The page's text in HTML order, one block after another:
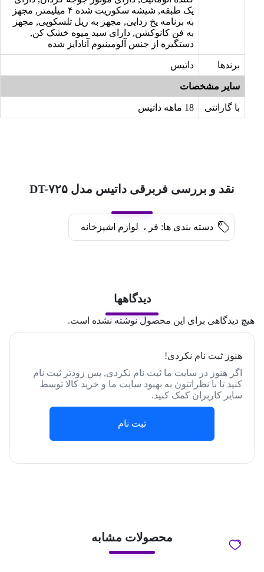
یک طبقه, شیشه سکوریت شده ۴ میلیمتر, مجهز
به برنامه یخ زدایی, مجهز به ریل تلسکوپی, مجهز
به فن کانوکشن, دارای سبد میوه خشک کن,
دستگیره از جنس آلومینیوم آنادایز شده
برندها داتیس
سایر مشخصات
با گارانتی 18 ماهه داتیس
نقد و بررسی فربرقی داتیس مدل DT-۷۲۵
دسته بندی ها: فر لوازم اشپزخانه
دیدگاهها
هیچ دیدگاهی برای این محصول نوشته نشده است.
هنوز ثبت نام نکردی!
اگر هنوز در سایت ما ثبت نام نکردی, پس زودتر ثبت نام
کنید تا با نظراتتون به بهبود سایت ما و خرید کالا توسط
سایر کاربران کمک کنید.
ثبت نام
محصولات مشابه